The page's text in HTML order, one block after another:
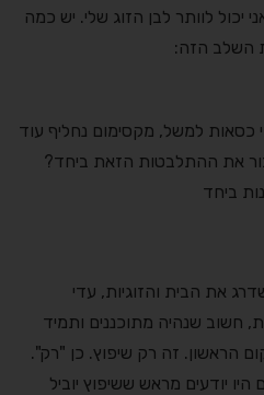
לוותר לבן הזוג שלי. יש כמה
השלב הזה:
למשל, מקסימום נחליף עוד
את ההתלבטות הזאת ביחד?
ביחד
את הבית והזוגיות, עדי
שנהיה מתוכננים ותמיד
הראשון. זה רק שיפוץ. כן "רק".
יודעים מראש ששיפוץ יוביל